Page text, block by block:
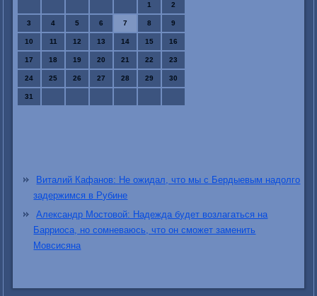
1 2
3 4 5 6 7 8 9
10 11 12 13 14 15 16
17 18 19 20 21 22 23
24 25 26 27 28 29 30
31
Виталий Кафанов: Не ожидал, что мы с Бердыевым надолго
задержимся в Рубине
Александр Мостовой: Надежда будет возлагаться на
Барриоса, но сомневаюсь, что он сможет заменить
Мовсисяна